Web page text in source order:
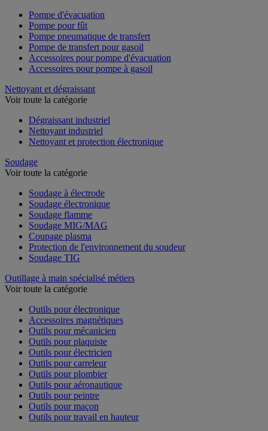
Pompe d'évacuation
Pompe pour fût
Pompe pneumatique de transfert
Pompe de transfert pour gasoil
Accessoires pour pompe d'évacuation
Accessoires pour pompe à gasoil
Nettoyant et dégraissant
Voir toute la catégorie
Dégraissant industriel
Nettoyant industriel
Nettoyant et protection électronique
Soudage
Voir toute la catégorie
Soudage à électrode
Soudage électronique
Soudage flamme
Soudage MIG/MAG
Coupage plasma
Protection de l'environnement du soudeur
Soudage TIG
Outillage à main spécialisé métiers
Voir toute la catégorie
Outils pour électronique
Accessoires magnétiques
Outils pour mécanicien
Outils pour plaquiste
Outils pour électricien
Outils pour carreleur
Outils pour plombier
Outils pour aéronautique
Outils pour peintre
Outils pour maçon
Outils pour travail en hauteur